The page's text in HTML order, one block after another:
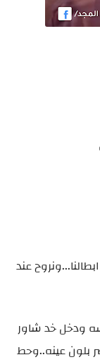
عند
9صباحا خد لبسه ودخل خد شاور
بلون عينه..وحط